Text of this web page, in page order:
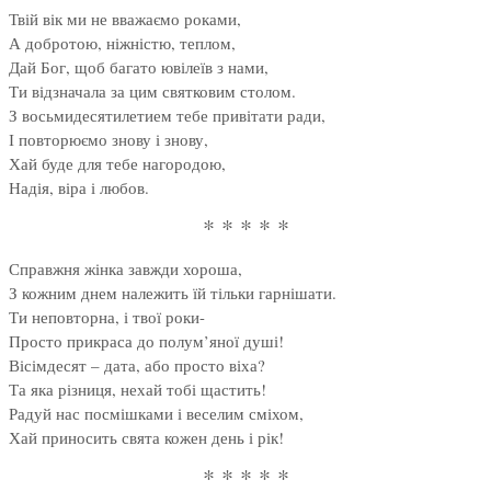
Твій вік ми не вважаємо роками,
А добротою, ніжністю, теплом,
Дай Бог, щоб багато ювілеїв з нами,
Ти відзначала за цим святковим столом.
З восьмидесятилетием тебе привітати ради,
І повторюємо знову і знову,
Хай буде для тебе нагородою,
Надія, віра і любов.
* * * * *
Справжня жінка завжди хороша,
З кожним днем належить їй тільки гарнішати.
Ти неповторна, і твої роки-
Просто прикраса до полум’яної душі!
Вісімдесят – дата, або просто віха?
Та яка різниця, нехай тобі щастить!
Радуй нас посмішками і веселим сміхом,
Хай приносить свята кожен день і рік!
* * * * *